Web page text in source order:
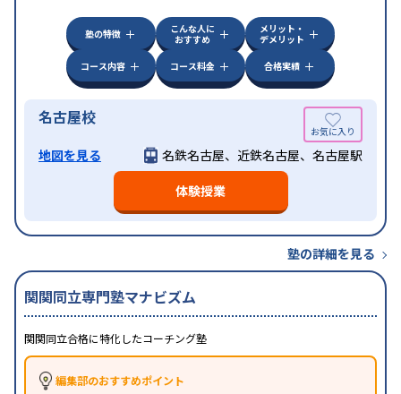
塾の特徴
こんな人に
おすすめ
メリット・
デメリット
コース内容
コース料金 合格実績
名古屋校
地図を見る
名鉄名古屋、近鉄名古屋、名古屋駅
体験授業
塾の詳細を見る
関関同立専門塾マナビズム
関関同立合格に特化したコーチング塾
編集部のおすすめポイント